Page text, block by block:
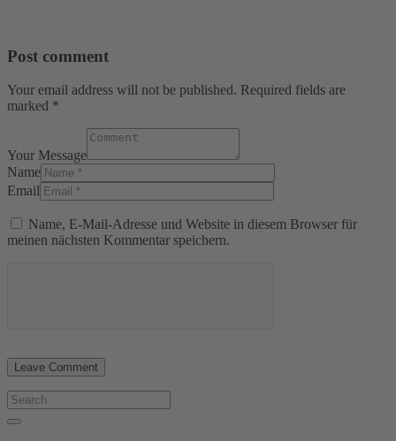
Post comment
Your email address will not be published. Required fields are
marked *
Your Message
Name
Email
Name, E-Mail-Adresse und Website in diesem Browser für
meinen nächsten Kommentar speichern.